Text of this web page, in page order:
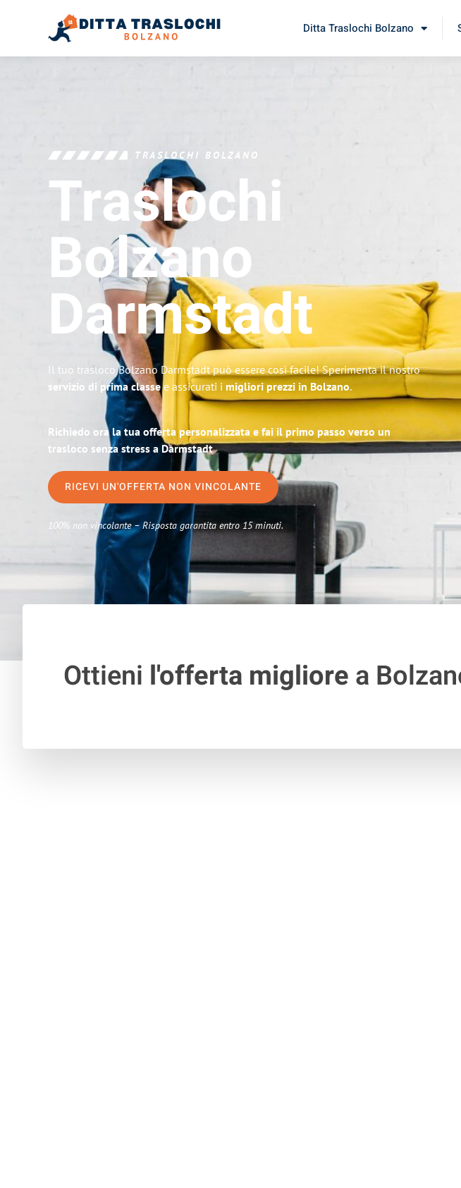
Ditta Traslochi Bolzano
TRASLOCHI BOLZANO
Traslochi
Bolzano
Darmstadt
Il tuo trasloco Bolzano Darmstadt può essere così facile! Sperimenta il nostro
servizio di prima classee assicurati i migliori prezzi in Bolzano.
Richiedo ora la tua offerta personalizzata e fai il primo passo verso un
trasloco senza stress a Darmstadt
RICEVI UN'OFFERTA NON VINCOLANTE
100% non vincolante – Risposta garantita entro 15 minuti.
Ottieni l'offerta migliorea